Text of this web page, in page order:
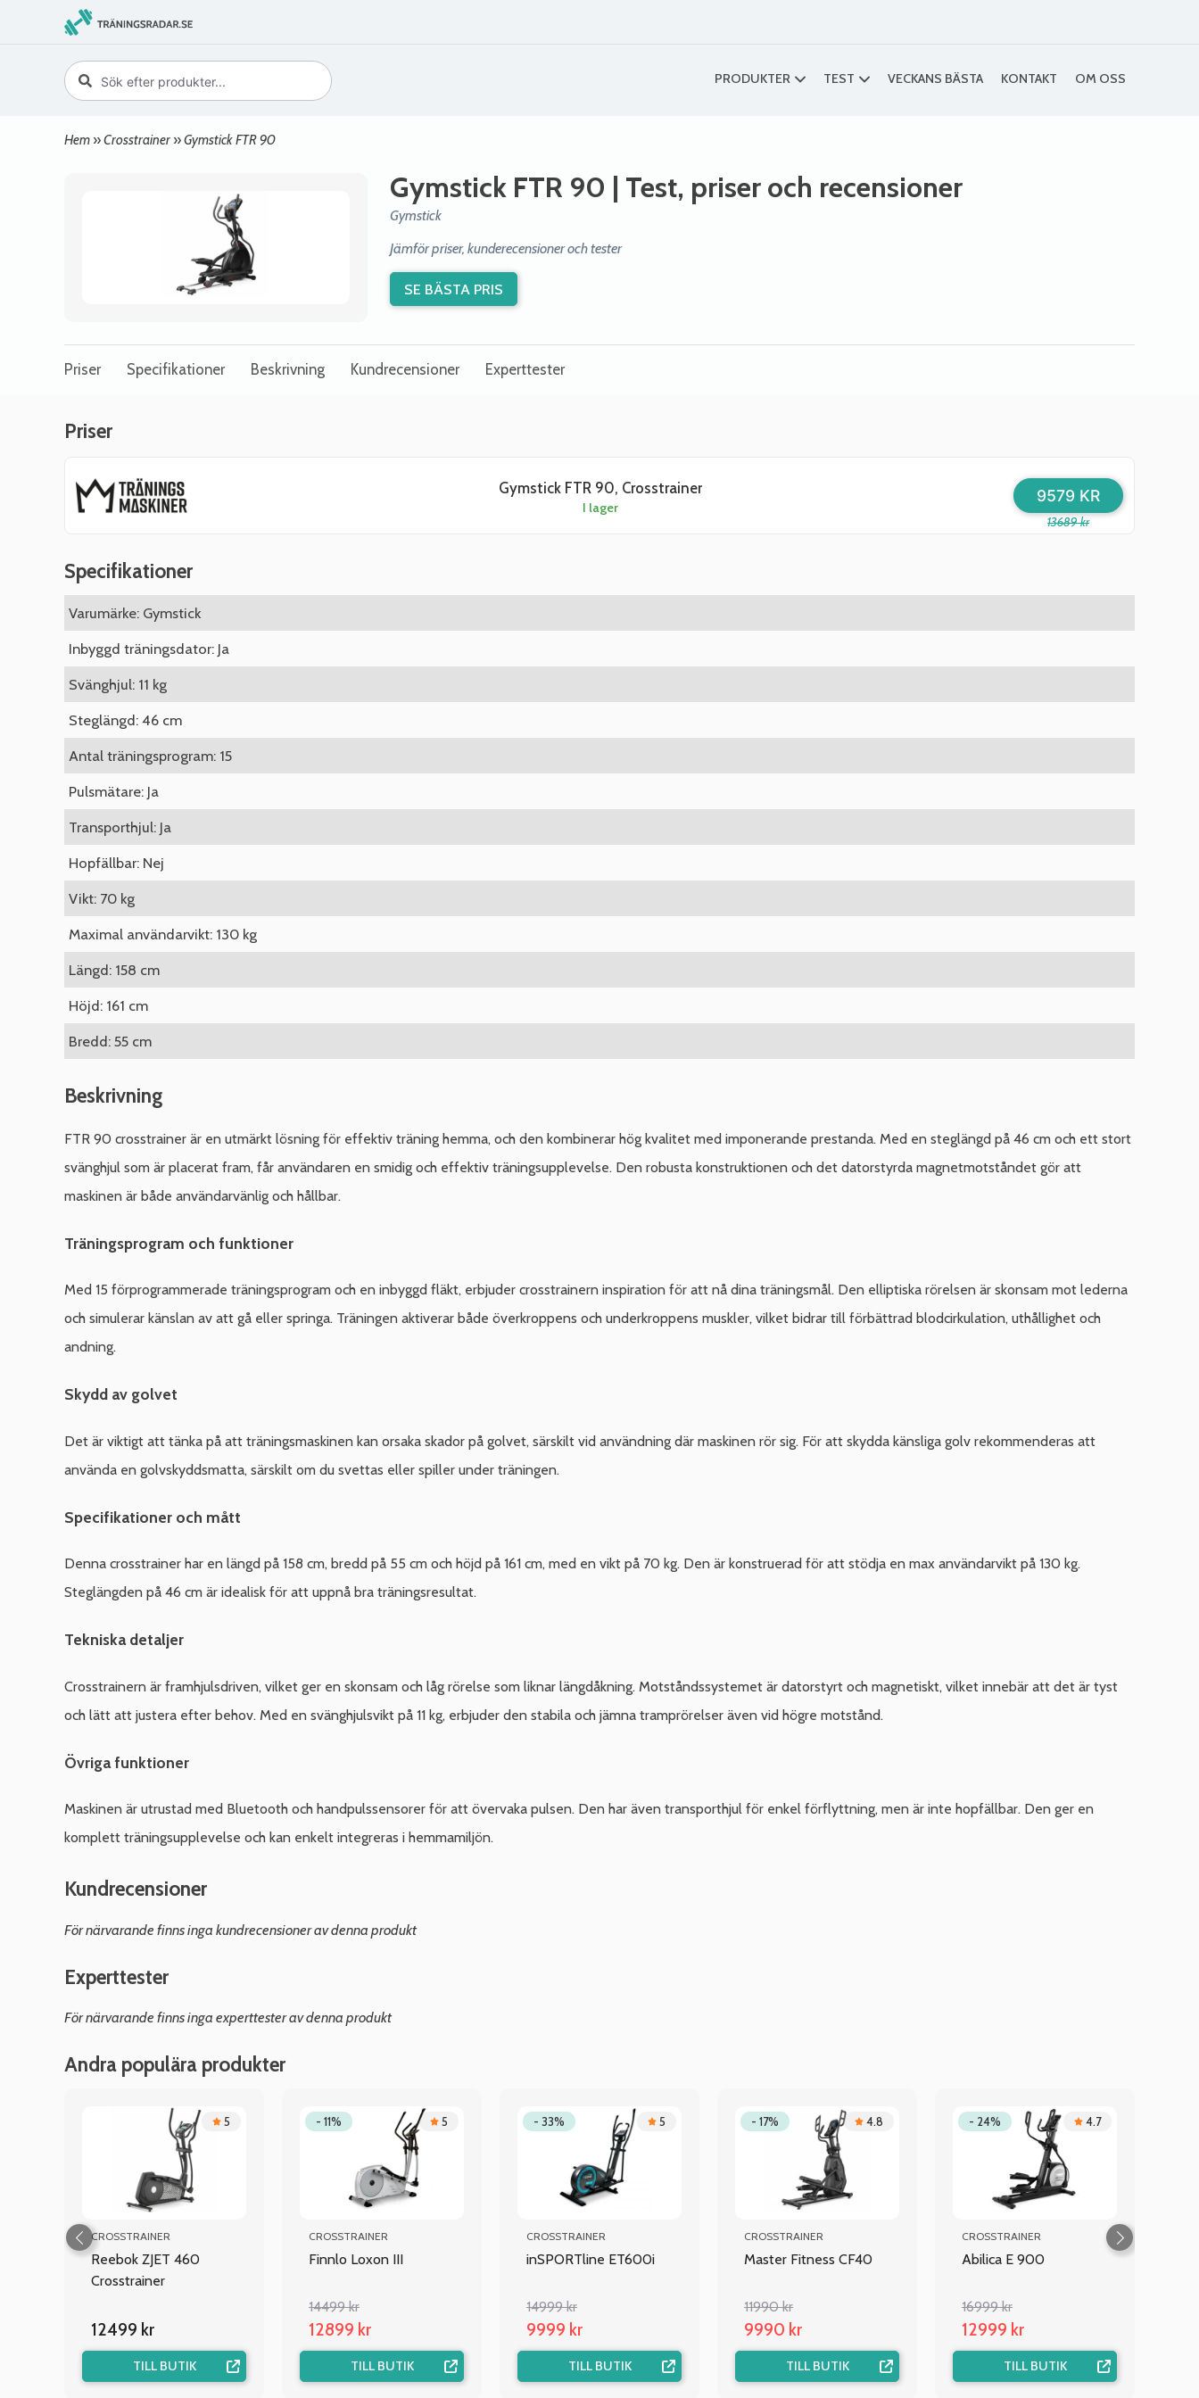
PRODUKTER TEST VECKANS BÄSTA KONTAKT OM OSS
Hem »Crosstrainer »Gymstick FTR 90
Gymstick FTR 90 | Test, priser och recensioner
Gymstick
Jämför priser, kunderecensioner och tester
SE BÄSTA PRIS
Priser Specifikationer Beskrivning Kundrecensioner Experttester
Priser
Gymstick FTR 90, Crosstrainer
I lager
13689 kr
9579 KR
Specifikationer
Varumärke: Gymstick
Inbyggd träningsdator: Ja
Svänghjul: 11 kg
Steglängd: 46 cm
Antal träningsprogram: 15
Pulsmätare: Ja
Transporthjul: Ja
Hopfällbar: Nej
Vikt: 70 kg
Maximal användarvikt: 130 kg
Längd: 158 cm
Höjd: 161 cm
Bredd: 55 cm
Beskrivning
FTR 90 crosstrainer är en utmärkt lösning för effektiv träning hemma, och den kombinerar hög kvalitet med imponerande prestanda. Med en steglängd på 46 cm och ett stort
svänghjul som är placerat fram, får användaren en smidig och effektiv träningsupplevelse. Den robusta konstruktionen och det datorstyrda magnetmotståndet gör att
maskinen är både användarvänlig och hållbar.
Träningsprogram och funktioner
Med 15 förprogrammerade träningsprogram och en inbyggd fläkt, erbjuder crosstrainern inspiration för att nå dina träningsmål. Den elliptiska rörelsen är skonsam mot lederna
och simulerar känslan av att gå eller springa. Träningen aktiverar både överkroppens och underkroppens muskler, vilket bidrar till förbättrad blodcirkulation, uthållighet och
andning.
Skydd av golvet
Det är viktigt att tänka på att träningsmaskinen kan orsaka skador på golvet, särskilt vid användning där maskinen rör sig. För att skydda känsliga golv rekommenderas att
använda en golvskyddsmatta, särskilt om du svettas eller spiller under träningen.
Specifikationer och mått
Denna crosstrainer har en längd på 158 cm, bredd på 55 cm och höjd på 161 cm, med en vikt på 70 kg. Den är konstruerad för att stödja en max användarvikt på 130 kg.
Steglängden på 46 cm är idealisk för att uppnå bra träningsresultat.
Tekniska detaljer
Crosstrainern är framhjulsdriven, vilket ger en skonsam och låg rörelse som liknar längdåkning. Motståndssystemet är datorstyrt och magnetiskt, vilket innebär att det är tyst
och lätt att justera efter behov. Med en svänghjulsvikt på 11 kg, erbjuder den stabila och jämna tramprörelser även vid högre motstånd.
Övriga funktioner
Maskinen är utrustad med Bluetooth och handpulssensorer för att övervaka pulsen. Den har även transporthjul för enkel förflyttning, men är inte hopfällbar. Den ger en
komplett träningsupplevelse och kan enkelt integreras i hemmamiljön.
Kundrecensioner
För närvarande finns inga kundrecensioner av denna produkt
Experttester
För närvarande finns inga experttester av denna produkt
Andra populära produkter
5
CROSSTRAINER
Reebok ZJET 460
Crosstrainer
12499 kr
TILL BUTIK
- 11% 5
CROSSTRAINER
Finnlo Loxon III
14499 kr
12899 kr
TILL BUTIK
- 33% 5
CROSSTRAINER
inSPORTline ET600i
14999 kr
9999 kr
TILL BUTIK
- 17% 4.8
CROSSTRAINER
Master Fitness CF40
11990 kr
9990 kr
TILL BUTIK
- 24% 4.7
CROSSTRAINER
Abilica E 900
16999 kr
12999 kr
TILL BUTIK